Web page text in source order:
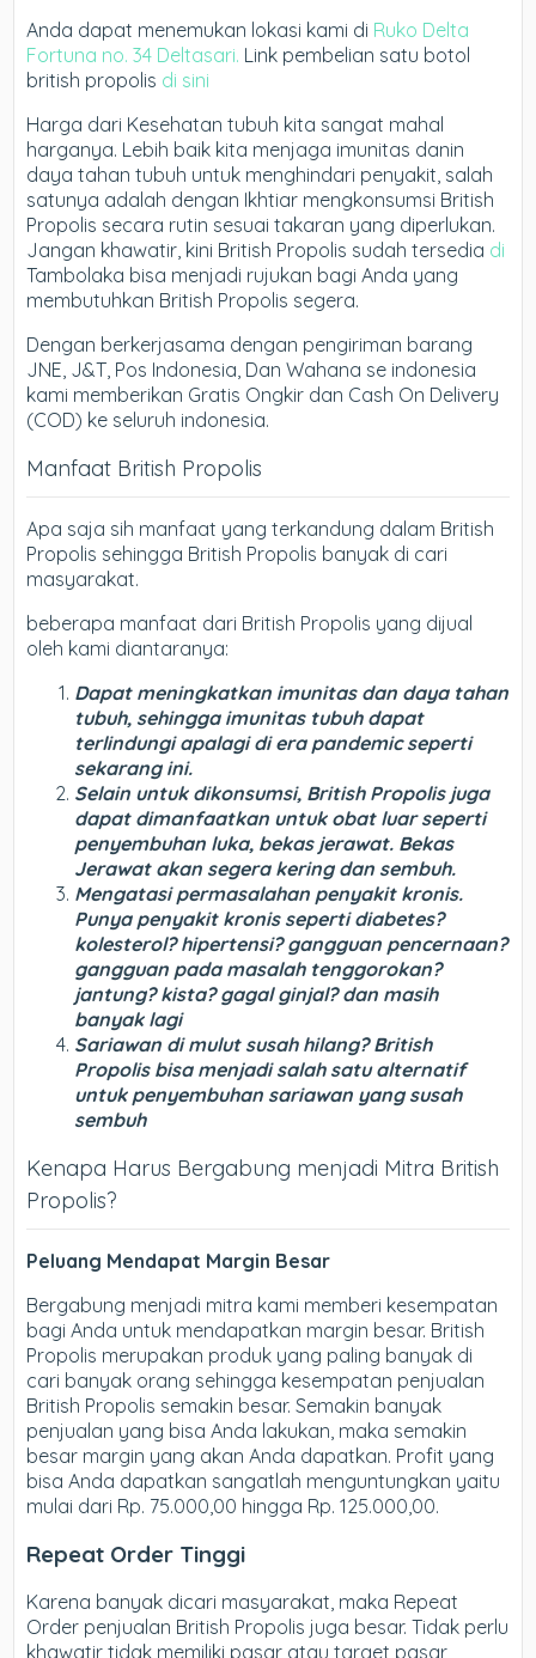
Anda dapat menemukan lokasi kami di Ruko Delta
Fortuna no. 34 Deltasari. Link pembelian satu botol
british propolis di sini
Harga dari Kesehatan tubuh kita sangat mahal
harganya. Lebih baik kita menjaga imunitas danin
daya tahan tubuh untuk menghindari penyakit, salah
satunya adalah dengan Ikhtiar mengkonsumsi British
Propolis secara rutin sesuai takaran yang diperlukan.
Jangan khawatir, kini British Propolis sudah tersedia di
Tambolaka bisa menjadi rujukan bagi Anda yang
membutuhkan British Propolis segera.
Dengan berkerjasama dengan pengiriman barang
JNE, J&T, Pos Indonesia, Dan Wahana se indonesia
kami memberikan Gratis Ongkir dan Cash On Delivery
(COD) ke seluruh indonesia.
Manfaat British Propolis
Apa saja sih manfaat yang terkandung dalam British
Propolis sehingga British Propolis banyak di cari
masyarakat.
beberapa manfaat dari British Propolis yang dijual
oleh kami diantaranya:
Dapat meningkatkan imunitas dan daya tahan
tubuh, sehingga imunitas tubuh dapat
terlindungi apalagi di era pandemic seperti
sekarang ini.
Selain untuk dikonsumsi, British Propolis juga
dapat dimanfaatkan untuk obat luar seperti
penyembuhan luka, bekas jerawat. Bekas
Jerawat akan segera kering dan sembuh.
Mengatasi permasalahan penyakit kronis.
Punya penyakit kronis seperti diabetes?
kolesterol? hipertensi? gangguan pencernaan?
gangguan pada masalah tenggorokan?
jantung? kista? gagal ginjal? dan masih
banyak lagi
Sariawan di mulut susah hilang? British
Propolis bisa menjadi salah satu alternatif
untuk penyembuhan sariawan yang susah
sembuh
Kenapa Harus Bergabung menjadi Mitra British
Propolis?
Peluang Mendapat Margin Besar
Bergabung menjadi mitra kami memberi kesempatan
bagi Anda untuk mendapatkan margin besar. British
Propolis merupakan produk yang paling banyak di
cari banyak orang sehingga kesempatan penjualan
British Propolis semakin besar. Semakin banyak
penjualan yang bisa Anda lakukan, maka semakin
besar margin yang akan Anda dapatkan. Profit yang
bisa Anda dapatkan sangatlah menguntungkan yaitu
mulai dari Rp. 75.000,00 hingga Rp. 125.000,00.
Repeat Order Tinggi
Karena banyak dicari masyarakat, maka Repeat
Order penjualan British Propolis juga besar. Tidak perlu
khawatir tidak memiliki pasar atau target pasar,